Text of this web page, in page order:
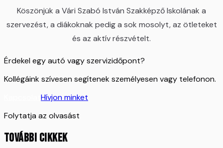
Köszönjük a Vári Szabó István Szakképző Iskolának a
szervezést, a diákoknak pedig a sok mosolyt, az ötleteket
és az aktív részvételt.
Érdekel egy autó vagy szervizidőpont?
Kollégáink szívesen segítenek személyesen vagy telefonon.
Hívjon minket
Folytatja az olvasást
TOVÁBBI CIKKEK